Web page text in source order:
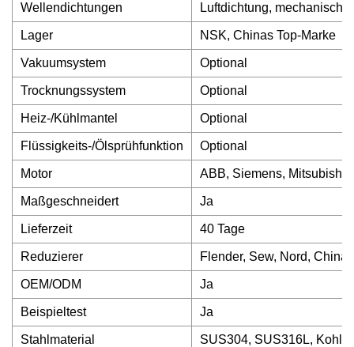
Wellendichtungen Luftdichtung,
Lager NSK, Chinas Top-Marke
Vakuumsystem Optional
Trocknungssystem Optional
Heiz-/Kühlmantel Optional
Flüssigkeits-/Ölsprühfunktion Optional
Motor ABB, Siemens, Mitsubishi,
Maßgeschneidert Ja
Lieferzeit 40 Tage
Reduzierer Flender, Sew, Nord, China
OEM/ODM Ja
Beispieltest Ja
Stahlmaterial SUS304, SUS316L,